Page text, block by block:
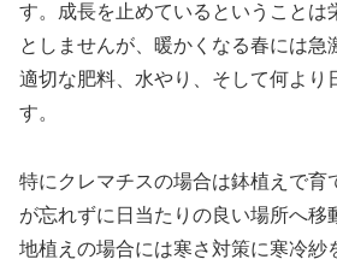
す。成長を止めているということは
としませんが、暖かくなる春には急
適切な肥料、水やり、そして何より
す。
特にクレマチスの場合は鉢植えで育
が忘れずに日当たりの良い場所へ移
地植えの場合には寒さ対策に寒冷紗